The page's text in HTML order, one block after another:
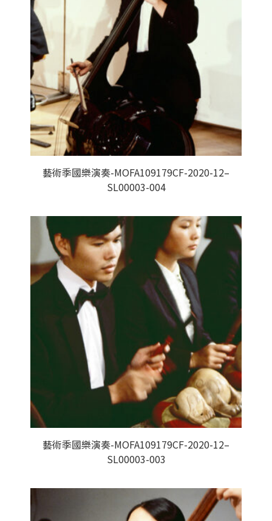
藝術季國樂演奏-MOFA109179CF-2020-12–
SL00003-004
藝術季國樂演奏-MOFA109179CF-2020-12–
SL00003-003